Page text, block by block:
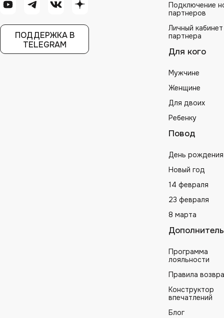
ПОДДЕРЖКА В
TELEGRAM
Подключение
партнеров
Личный кабинет
партнера
Для кого
Мужчине
Женщине
Для двоих
Ребенку
Повод
День рождения
Новый год
14 февраля
23 февраля
8 марта
Программа
лояльности
Правила
Конструктор
впечатлений
Блог